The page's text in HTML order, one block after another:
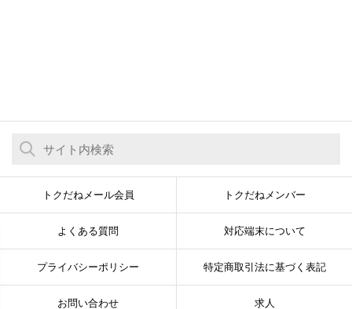
トクだねメール会員 トクだねメンバー
よくある質問 対応端末について
プライバシーポリシー 特定商取引法に基づく表記
お問い合わせ 求人